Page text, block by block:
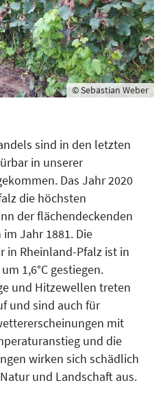
© Sebastian Weber
sind in den letzten
in unserer
Das Jahr 2020
die höchsten
der flächendeckenden
Jahr 1881. Die
Rheinland-Pfalz ist in
1,6°C gestiegen.
und Hitzewellen treten
und sind auch für
mit
und die
wirken sich schädlich
und Landschaft aus.